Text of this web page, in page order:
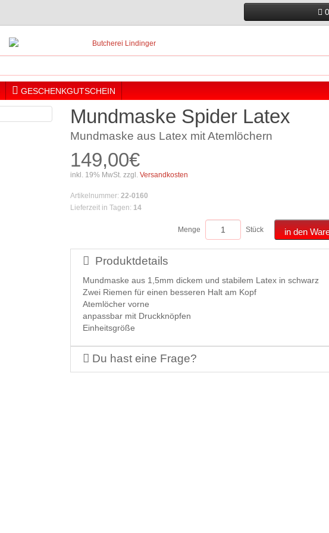
GESCHENKGUTSCHEIN
Mundmaske Spider Latex
Mundmaske aus Latex mit Atemlöchern
149,00€
inkl. 19% MwSt. zzgl.Versandkosten
Artikelnummer: 22-0160
Lieferzeit in Tagen: 14
Menge Stück in den
Produktdetails
Mundmaske aus 1,5mm dickem und stabilem Latex in schwarz
Zwei Riemen für einen besseren Halt am Kopf
Atemlöcher vorne
anpassbar mit Druckknöpfen
Einheitsgröße
Du hast eine Frage?